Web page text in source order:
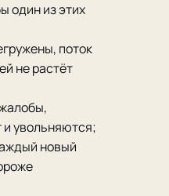
один из этих
поток
не растёт
увольняются;
новый